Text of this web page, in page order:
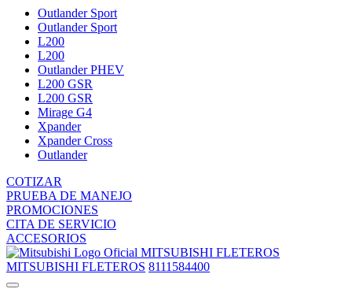
Outlander Sport
Outlander Sport
L200
L200
Outlander PHEV
L200 GSR
L200 GSR
Mirage G4
Xpander
Xpander Cross
Outlander
COTIZAR
PRUEBA DE MANEJO
PROMOCIONES
CITA DE SERVICIO
ACCESORIOS
MITSUBISHI FLETEROS
MITSUBISHI FLETEROS 8111584400